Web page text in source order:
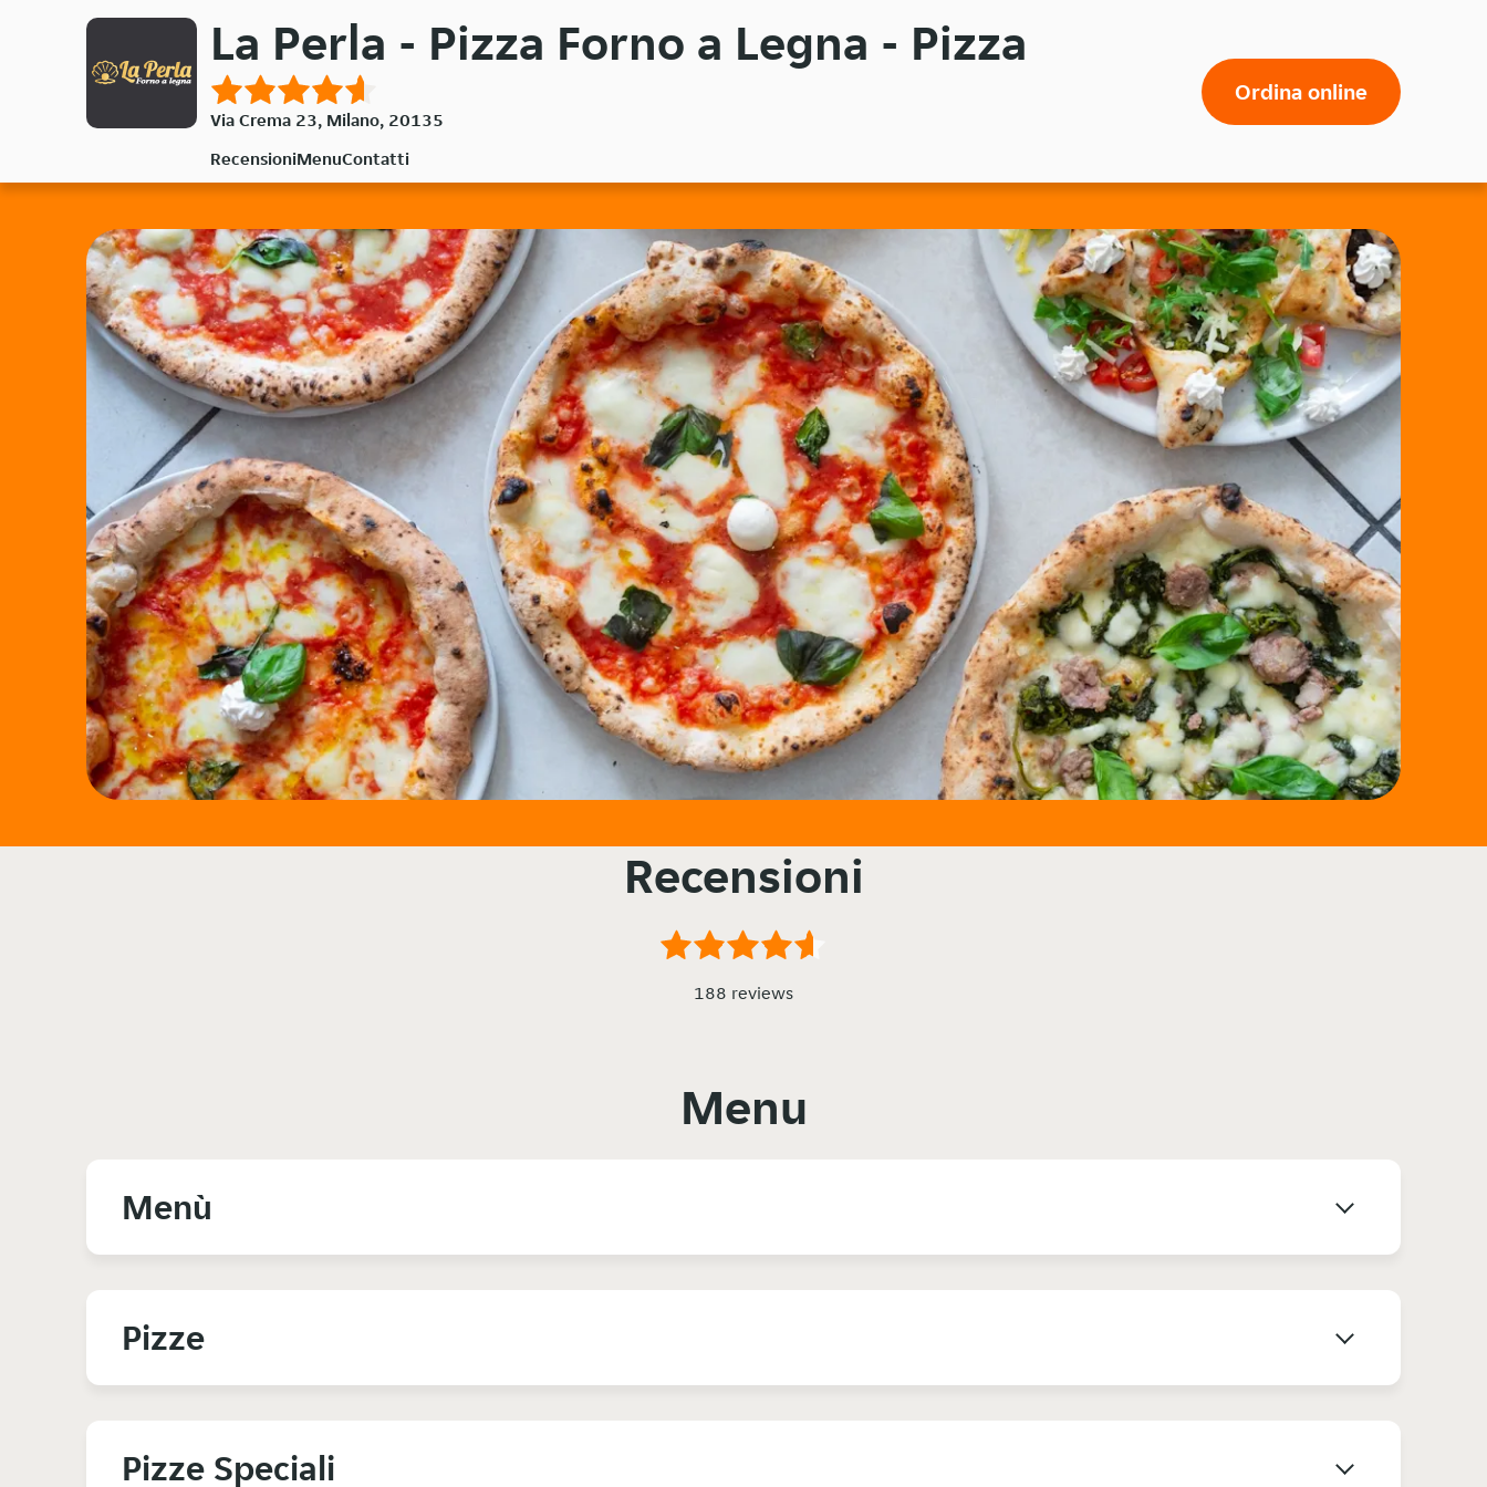
La Perla - Pizza Forno a Legna - Pizza
Via Crema 23, Milano, 20135
Ordina online
RecensioniMenuContatti
Recensioni
188 reviews
Menu
Menù
Pizze
Pizze Speciali